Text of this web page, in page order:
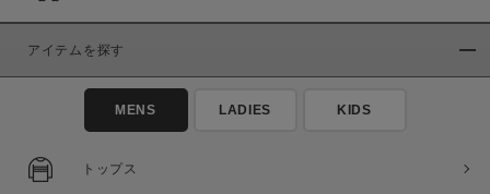
～
商品タイプ
通常商品 予約商品
アイテムを探す
MENS LADIES KIDS
トップス